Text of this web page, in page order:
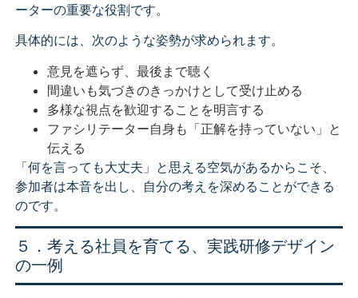
ーターの重要な役割です。
具体的には、次のような姿勢が求められます。
意見を遮らず、最後まで聴く
間違いも気づきのきっかけとして受け止める
多様な視点を歓迎することを明言する
ファシリテーター自身も「正解を持っていない」と
伝える
「何を言っても大丈夫」と思える空気があるからこそ、
参加者は本音を出し、自分の考えを深めることができる
のです。
５．考える社員を育てる、実践研修デザイン
の一例